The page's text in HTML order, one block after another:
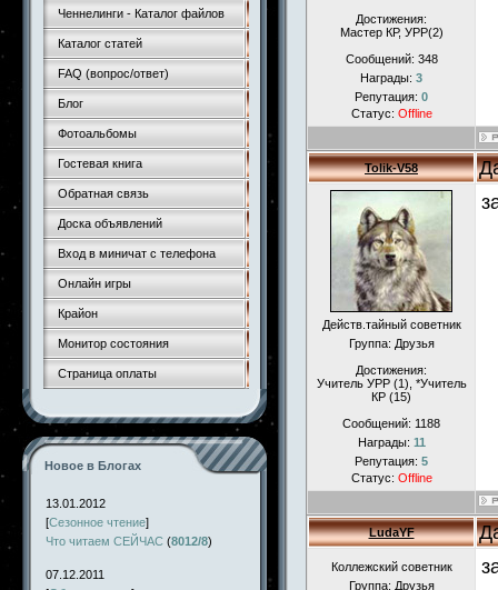
Ченнелинги - Каталог файлов
Каталог статей
FAQ (вопрос/ответ)
Блог
Фотоальбомы
Гостевая книга
Обратная связь
Доска объявлений
Вход в миничат с телефона
Онлайн игры
Крайон
Монитор состояния
Страница оплаты
Новое в Блогах
13.01.2012
[Сезонное чтение]
Что читаем СЕЙЧАС (8012/8)
07.12.2011
Достижения:
Мастер КР, УРР(2)
Сообщений: 348
Награды: 3
Репутация: 0
Статус: Offline
Tolik-V58
Действ.тайный советник
Группа: Друзья
Достижения:
Учитель УРР (1), *Учитель
КР (15)
Сообщений: 1188
Награды: 11
Репутация: 5
Статус: Offline
LudaYF
Коллежский советник
Группа: Друзья